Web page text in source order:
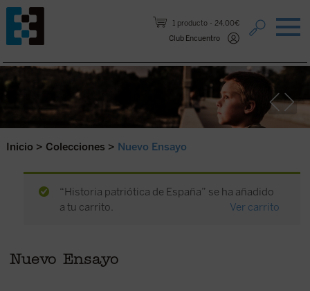
1 producto
24,00€
Club Encuentro
Saltar al contenido.
Inicio > Colecciones > Nuevo Ensayo
“Historia patriótica de España” se ha añadido
a tu carrito.
Ver carrito
Nuevo Ensayo